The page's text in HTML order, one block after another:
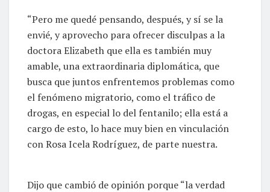
“Pero me quedé pensando, después, y sí se la
envié, y aprovecho para ofrecer disculpas a la
doctora Elizabeth que ella es también muy
amable, una extraordinaria diplomática, que
busca que juntos enfrentemos problemas como
el fenómeno migratorio, como el tráfico de
drogas, en especial lo del fentanilo; ella está a
cargo de esto, lo hace muy bien en vinculación
con Rosa Icela Rodríguez, de parte nuestra.
Dijo que cambió de opinión porque “la verdad